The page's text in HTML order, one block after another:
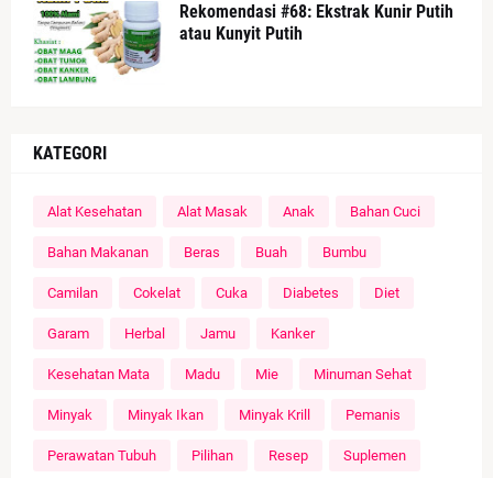
Rekomendasi #68: Ekstrak Kunir Putih
atau Kunyit Putih
KATEGORI
Alat Kesehatan Alat Masak Anak Bahan Cuci
Bahan Makanan Beras Buah Bumbu
Camilan Cokelat Cuka Diabetes Diet
Garam Herbal Jamu Kanker
Kesehatan Mata Madu Mie Minuman Sehat
Minyak Minyak Ikan Minyak Krill Pemanis
Perawatan Tubuh Pilihan Resep Suplemen